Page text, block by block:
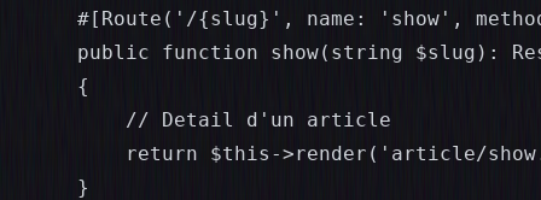
#[Route('/{slug}', name: 'show',
public function show(string $slug):
    {
        // Detail d'un article
return $this->render('article/
    }